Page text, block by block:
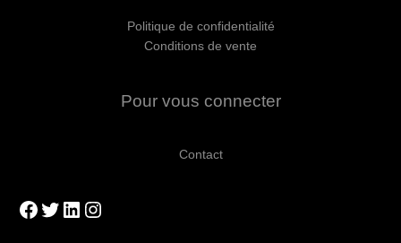
Politique de confidentialité
Conditions de vente
Pour vous connecter
Contact
Facebook
Twitter
LinkedIn
Instagram